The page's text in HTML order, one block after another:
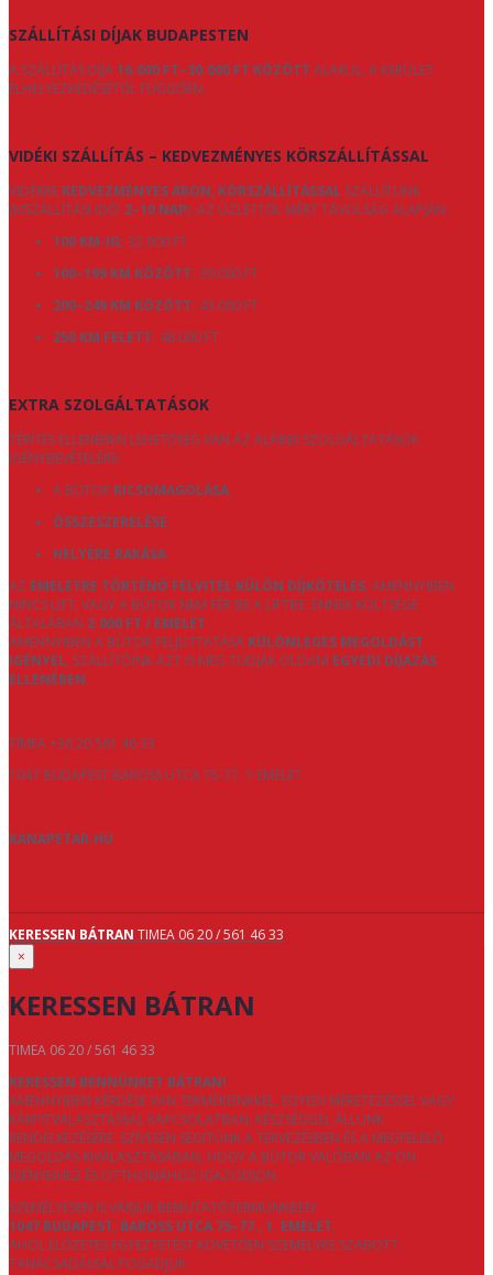
SZÁLLÍTÁSI DÍJAK BUDAPESTEN
A SZÁLLÍTÁS DÍJA16.000 FT–30.000 FT KÖZÖTT ALAKUL, A KERÜLET
ELHELYEZKEDÉSÉTŐL FÜGGŐEN.
VIDÉKI SZÁLLÍTÁS – KEDVEZMÉNYES KÖRSZÁLLÍTÁSSAL
VIDÉKRE KEDVEZMÉNYES ÁRON, KÖRSZÁLLÍTÁSSAL SZÁLLÍTUNK
(KISZÁLLÍTÁSI IDŐ: 2–10 NAP), AZ ÜZLETTŐL MÉRT TÁVOLSÁG ALAPJÁN:
100 KM-IG: 32.000 FT
100–199 KM KÖZÖTT: 39.000 FT
200–249 KM KÖZÖTT: 43.000 FT
250 KM FELETT: 48.000 FT
EXTRA SZOLGÁLTATÁSOK
TÉRÍTÉS ELLENÉBEN LEHETŐSÉG VAN AZ ALÁBBI SZOLGÁLTATÁSOK
IGÉNYBEVÉTELÉRE:
A BÚTOR KICSOMAGOLÁSA,
ÖSSZESZERELÉSE,
HELYÉRE RAKÁSA.
AZ EMELETRE TÖRTÉNŐ FELVITEL KÜLÖN DÍJKÖTELES, AMENNYIBEN
NINCS LIFT, VAGY A BÚTOR NEM FÉR BE A LIFTBE. ENNEK KÖLTSÉGE
ÁLTALÁBAN 2.000 FT / EMELET.
AMENNYIBEN A BÚTOR FELJUTTATÁSA KÜLÖNLEGES MEGOLDÁST
IGÉNYEL, SZÁLLÍTÓINK AZT IS MEG TUDJÁK OLDANI EGYEDI DÍJAZÁS
ELLENÉBEN.
TÍMEA +36 20 561 46 33
1047 BUDAPEST BAROSS UTCA 75-77. 1 EMELET
KANAPETAR.HU
KERESSEN BÁTRAN TIMEA 06 20 / 561 46 33
×
KERESSEN BÁTRAN
TIMEA 06 20 / 561 46 33
KERESSEN BENNÜNKET BÁTRAN!
AMENNYIBEN KÉRDÉSE VAN TERMÉKEINKKEL, EGYEDI MÉRETEZÉSSEL VAGY
KÁRPITVÁLASZTÁSSAL KAPCSOLATBAN, KÉSZSÉGGEL ÁLLUNK
RENDELKEZÉSÉRE. SZÍVESEN SEGÍTÜNK A TERVEZÉSBEN ÉS A MEGFELELŐ
MEGOLDÁS KIVÁLASZTÁSÁBAN, HOGY A BÚTOR VALÓBAN AZ ÖN
IGÉNYEIHEZ ÉS OTTHONÁHOZ IGAZODJON.
SZEMÉLYESEN IS VÁRJUK BEMUTATÓTERMÜNKBEN:
1047 BUDAPEST, BAROSS UTCA 75–77., 1. EMELET,
AHOL ELŐZETES EGYEZTETÉST KÖVETŐEN SZEMÉLYRE SZABOTT
TANÁCSADÁSSAL FOGADJUK.